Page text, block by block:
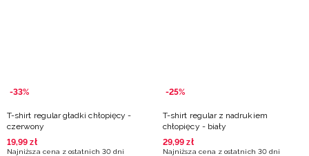
-33%
T-shirt regular gładki chłopięcy -
czerwony
19,99 zł
Najniższa cena z ostatnich 30 dni
-25%
T-shirt regular z nadrukiem
chłopięcy - biały
29,99 zł
Najniższa cena z ostatnich 30 dni